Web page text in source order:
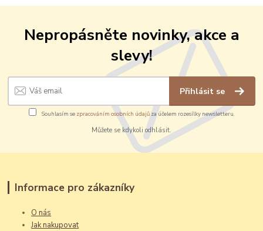
Nepropásněte novinky, akce a
slevy!
Přihlásit se
Souhlasím se zpracováním osobních údajůza účelem rozesílky newsletteru.
Můžete se kdykoli odhlásit.
Informace pro zákazníky
O nás
Jak nakupovat